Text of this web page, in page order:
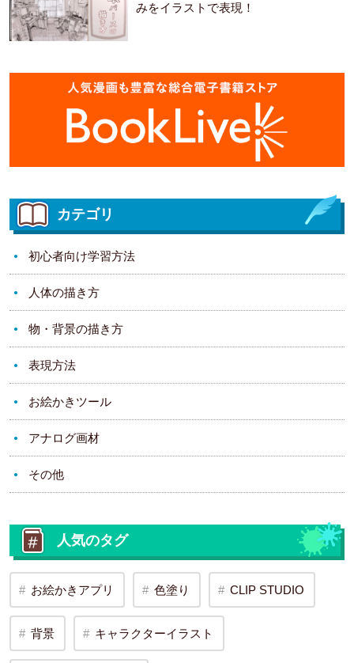
みをイラストで表現！
カテゴリ
初心者向け学習方法
人体の描き方
物・背景の描き方
表現方法
お絵かきツール
アナログ画材
その他
人気のタグ
お絵かきアプリ 色塗り CLIP STUDIO
背景 キャラクターイラスト